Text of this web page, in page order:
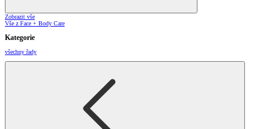
Zobrazit vše
Vše z Face + Body Care
Kategorie
všechny řady